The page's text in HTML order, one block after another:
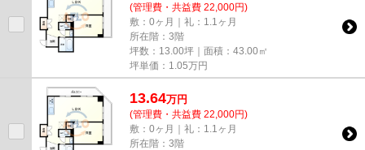
(管理費・共益費 22,000円)
敷：0ヶ月｜礼：1.1ヶ月
所在階：3階
坪数：13.00坪｜面積：43.00㎡
坪単価： 1.05万円
13.64万円
(管理費・共益費 22,000円)
敷：0ヶ月｜礼：1.1ヶ月
所在階：3階